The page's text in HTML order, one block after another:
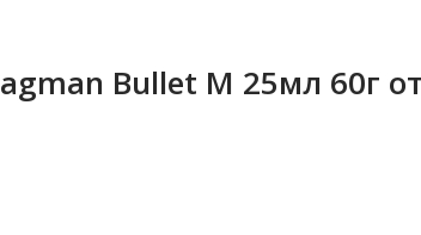
Bullet M 25мл 60г